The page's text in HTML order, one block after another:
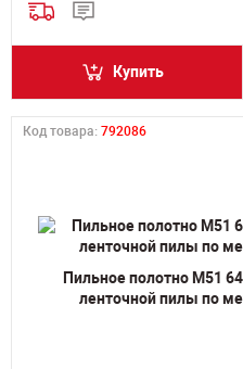
Купить
Код товара: 792086
Пильное полотно M51
ленточной пилы по